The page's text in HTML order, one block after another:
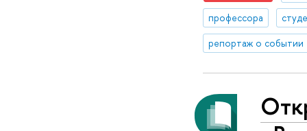
профессора
репортаж о событии